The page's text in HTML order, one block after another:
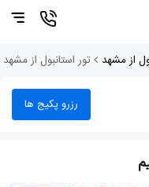
از مشهد تور استانبول از
رزرو پکیج ها